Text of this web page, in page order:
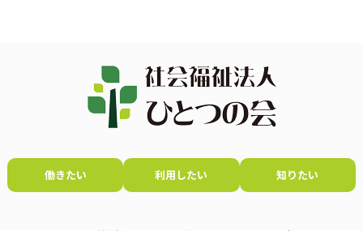
働きたい 利用したい 知りたい